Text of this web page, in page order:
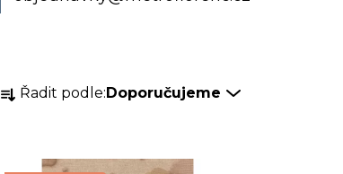
a Řadit podle: Doporučujeme